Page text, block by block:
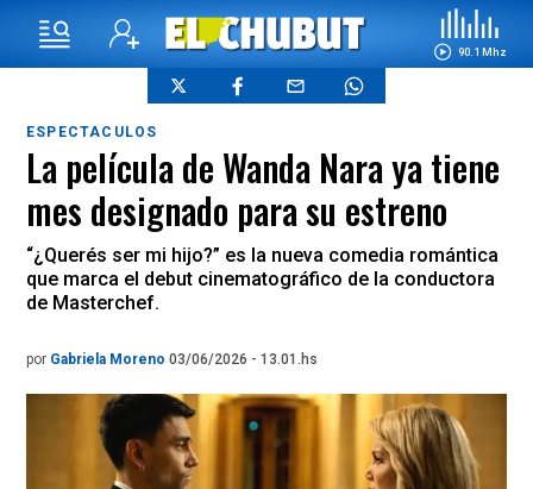
90.1 Mhz
ESPECTACULOS
La película de Wanda Nara ya tiene
mes designado para su estreno
“¿Querés ser mi hijo?” es la nueva comedia romántica
que marca el debut cinematográfico de la conductora
de Masterchef.
por Gabriela Moreno 03/06/2026 - 13.01.hs